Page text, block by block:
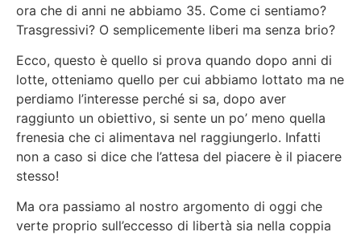
ora che di anni ne abbiamo 35. Come ci sentiamo?
Trasgressivi? O semplicemente liberi ma senza brio?
Ecco, questo è quello si prova quando dopo anni di
lotte, otteniamo quello per cui abbiamo lottato ma ne
perdiamo l’interesse perché si sa, dopo aver
raggiunto un obiettivo, si sente un po’ meno quella
frenesia che ci alimentava nel raggiungerlo. Infatti
non a caso si dice che l’attesa del piacere è il piacere
stesso!
Ma ora passiamo al nostro argomento di oggi che
verte proprio sull’eccesso di libertà sia nella coppia